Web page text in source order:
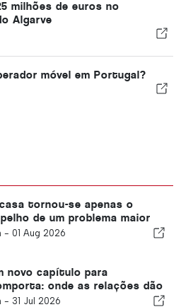
milhões de euros no
Algarve
móvel em Portugal?
tornou-se apenas o
de um problema maior
Portugal
- 01 Aug 2026
novo capítulo para
onde as relações dão
a oportunidades
- 31 Jul 2026